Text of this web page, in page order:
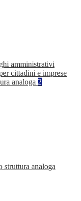
amministrativi
cittadini e imprese
analoga 2
analoga